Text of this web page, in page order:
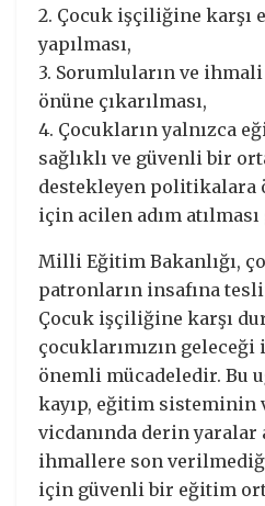
2.⁠ ⁠Çocuk işçiliğine
yapılması,
3.⁠ ⁠Sorumluların ve
önüne çıkarılması,
4.⁠ ⁠Çocukların yalnızca
sağlıklı ve güvenli bir
destekleyen
için acilen adım
Milli Eğitim Bakanlığı,
patronların insafına
Çocuk işçiliğine karşı
çocuklarımızın
önemli mücadeledir. Bu
kayıp, eğitim sisteminin
vicdanında derin yaralar
ihmallere son
için güvenli bir eğitim